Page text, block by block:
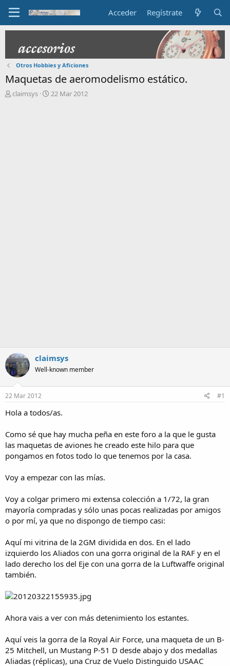
Acceder Regístrate
Otros Hobbies y Aficiones
Maquetas de aeromodelismo estático.
Iclaimsys
F
22 Mar 2012
claimsys
Well-known member
22 Mar 2012 #1
Hola a todos/as.
Como sé que hay mucha peña en este foro a la que le gusta
las maquetas de aviones he creado este hilo para que
pongamos en fotos todo lo que tenemos por la casa.
Voy a empezar con las mías.
Voy a colgar primero mi extensa colección a 1/72, la gran
mayoría compradas y sólo unas pocas realizadas por amigos
o por mí, ya que no dispongo de tiempo casi:
Aquí mi vitrina de la 2GM dividida en dos. En el lado
izquierdo los Aliados con una gorra original de la RAF y en el
lado derecho los del Eje con una gorra de la Luftwaffe original
también.
Ahora vais a ver con más detenimiento los estantes.
Aquí veis la gorra de la Royal Air Force, una maqueta de un B-
25 Mitchell, un Mustang P-51 D desde abajo y dos medallas
Aliadas (réplicas), una Cruz de Vuelo Distinguido USAAC